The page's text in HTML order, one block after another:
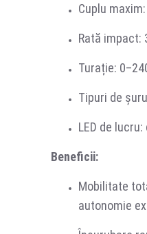
Cuplu
Rată impact:
Turație:
Tipuri de
LED de lucru:
Beneficii:
Mobilitate
autonomie